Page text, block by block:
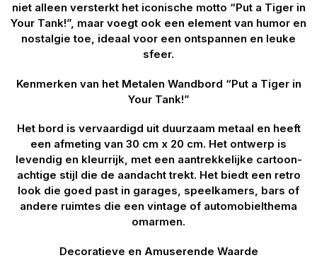
niet alleen versterkt het iconische motto “Put a Tiger in
Your Tank!”, maar voegt ook een element van humor en
nostalgie toe, ideaal voor een ontspannen en leuke
sfeer.
Kenmerken van het Metalen Wandbord “Put a Tiger in
Your Tank!”
Het bord is vervaardigd uit duurzaam metaal en heeft
een afmeting van 30 cm x 20 cm. Het ontwerp is
levendig en kleurrijk, met een aantrekkelijke cartoon-
achtige stijl die de aandacht trekt. Het biedt een retro
look die goed past in garages, speelkamers, bars of
andere ruimtes die een vintage of automobielthema
omarmen.
Decoratieve en Amuserende Waarde